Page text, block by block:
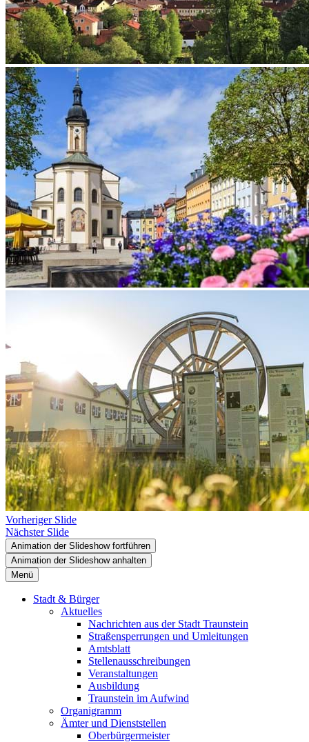
Vorheriger Slide
Nächster Slide
Animation der Slideshow fortführen
Animation der Slideshow anhalten
Menü
Stadt & Bürger
Aktuelles
Nachrichten aus der Stadt Traunstein
Straßensperrungen und Umleitungen
Amtsblatt
Stellenausschreibungen
Veranstaltungen
Ausbildung
Traunstein im Aufwind
Organigramm
Ämter und Dienststellen
Oberbürgermeister